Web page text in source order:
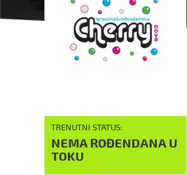
TRENUTNI STATUS:
NEMA ROĐENDANA U
TOKU